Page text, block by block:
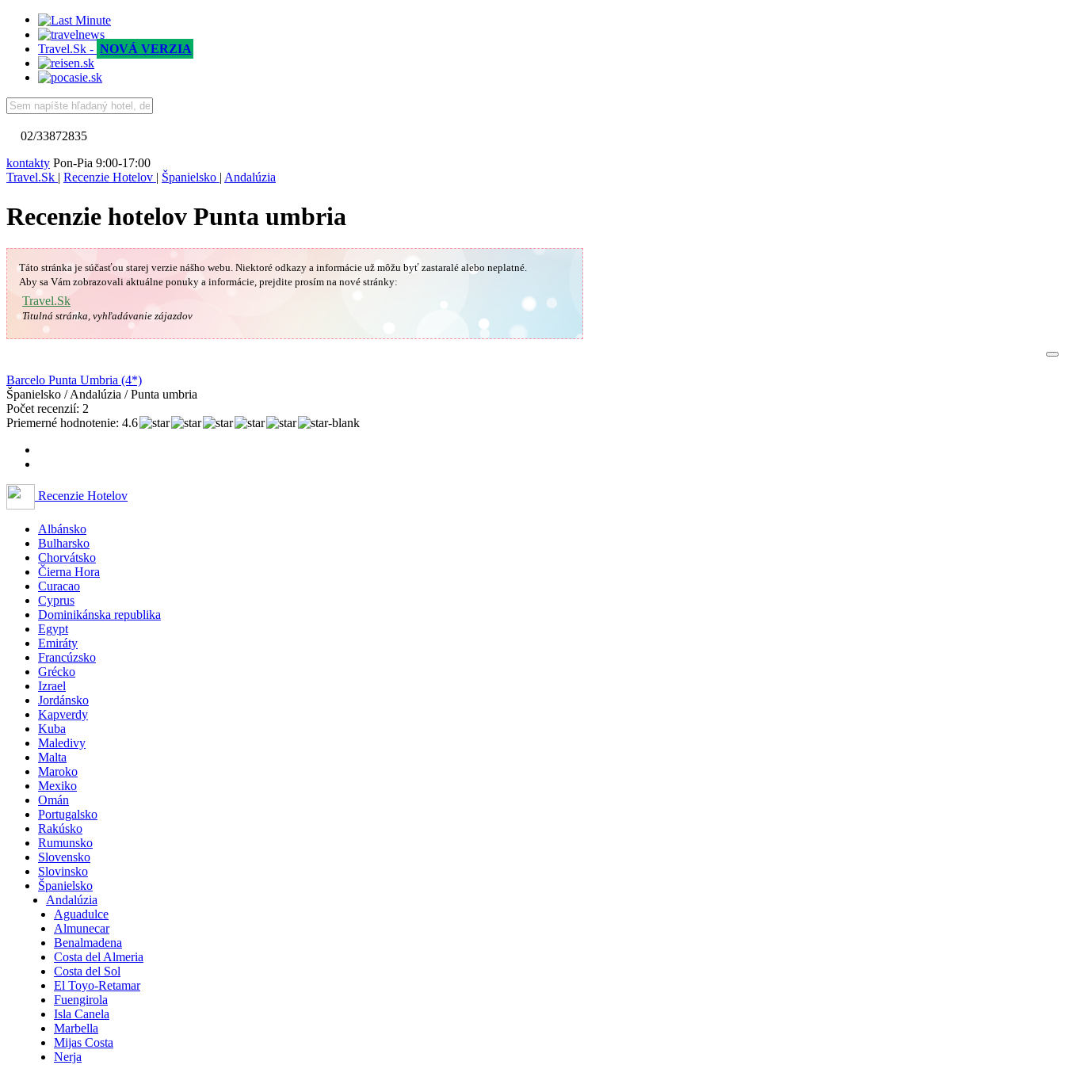
Travel.Sk - NOVÁ VERZIA
02/33872835
kontakty Pon-Pia 9:00-17:00
Travel.Sk | Recenzie Hotelov | Španielsko | Andalúzia
Recenzie hotelov Punta umbria
Táto stránka je súčasťou starej verzie nášho webu. Niektoré odkazy a informácie už môžu byť zastaralé alebo neplatné.
Aby sa Vám zobrazovali aktuálne ponuky a informácie, prejdite prosím na nové stránky:
Travel.Sk
Titulná stránka, vyhľadávanie zájazdov
Barcelo Punta Umbria (4*)
Španielsko / Andalúzia / Punta umbria
Počet recenzií: 2
Priemerné hodnotenie: 4.6
Recenzie Hotelov
Albánsko
Bulharsko
Chorvátsko
Čierna Hora
Curacao
Cyprus
Dominikánska republika
Egypt
Emiráty
Francúzsko
Grécko
Izrael
Jordánsko
Kapverdy
Kuba
Maledivy
Malta
Maroko
Mexiko
Omán
Portugalsko
Rakúsko
Rumunsko
Slovensko
Slovinsko
Španielsko
Andalúzia
Aguadulce
Almunecar
Benalmadena
Costa del Almeria
Costa del Sol
El Toyo-Retamar
Fuengirola
Isla Canela
Marbella
Mijas Costa
Nerja